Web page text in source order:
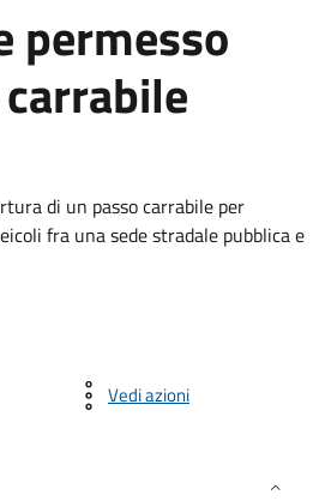
permesso
di un passo carrabile per
fra una sede stradale pubblica e
Vedi azioni